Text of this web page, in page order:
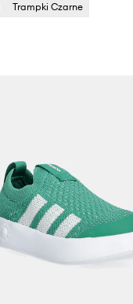
Trampki Czarne